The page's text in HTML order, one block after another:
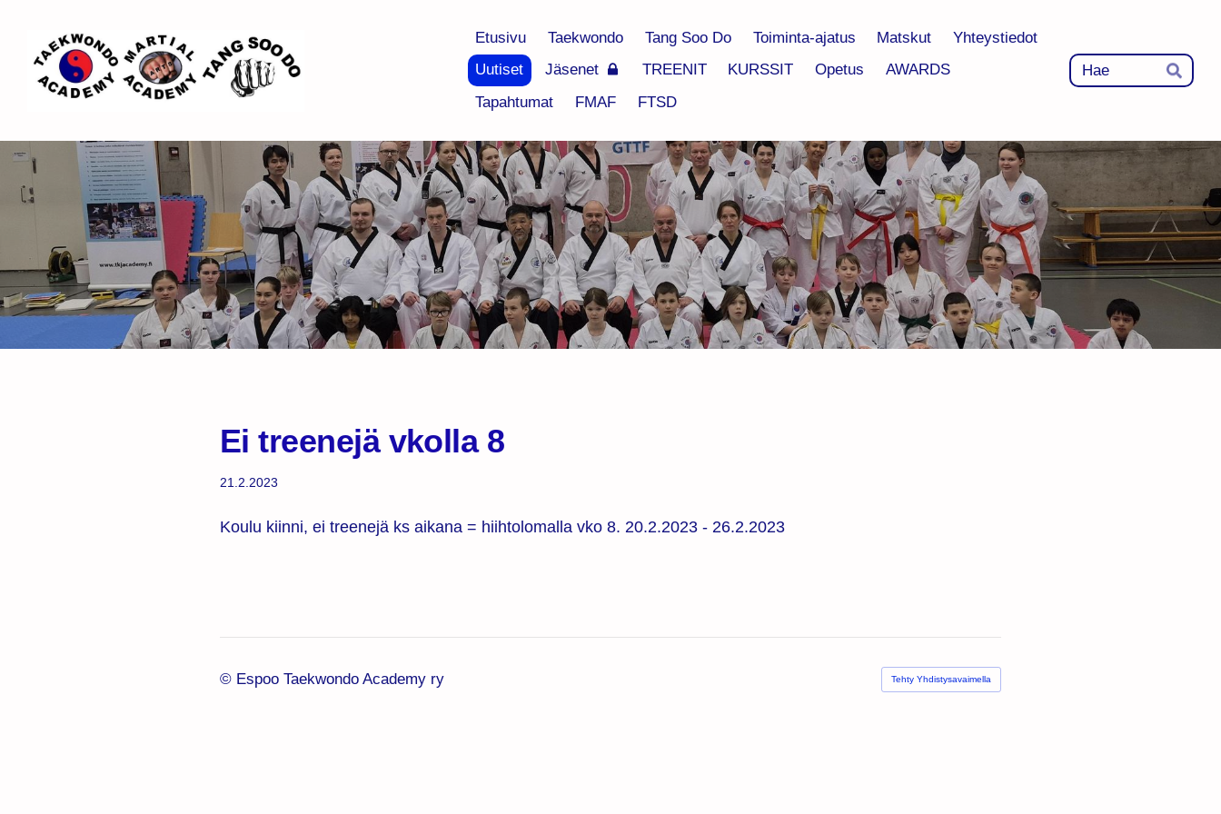
sivun
sisältöön
Espoo Taekwondo Academy ry
Etusivu Taekwondo Tang Soo Do Toiminta-ajatus Matskut
Yhteystiedot
Uutiset
Jäsenet TREENIT KURSSIT Opetus
AWARDS
Tapahtumat
FMAF FTSD
Hae
Ei treenejä vkolla 8
21.2.2023
Koulu kiinni, ei treenejä ks aikana = hiihtolomalla vko 8. 20.2.2023 - 26.2.2023
© Espoo Taekwondo Academy ry Tehty Yhdistysavaimella